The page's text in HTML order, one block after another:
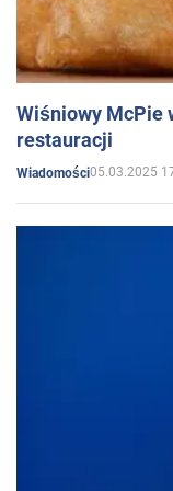
Wiśniowy McPie
restauracji
Wiadomości05.03.2025